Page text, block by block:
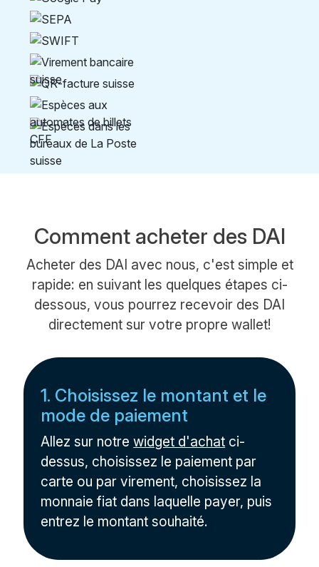
Comment acheter des DAI
Acheter des DAI avec nous, c'est simple et
rapide: en suivant les quelques étapes ci-
dessous, vous pourrez recevoir des DAI
directement sur votre propre wallet!
1. Choisissez le montant et le
mode de paiement
Allez sur notrewidget d'achat ci-
dessus, choisissez le paiement par
carte ou par virement, choisissez la
monnaie fiat dans laquelle payer, puis
entrez le montant souhaité.